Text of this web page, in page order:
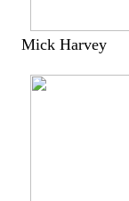
Mick Harvey